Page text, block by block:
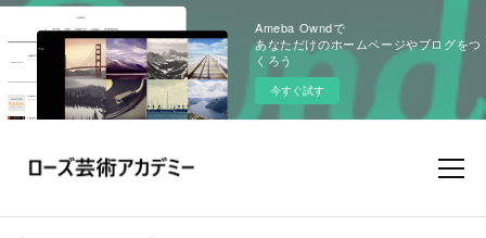
Ameba Owndで
あなただけのホームページやブログをつ
くろう
今すぐ試す